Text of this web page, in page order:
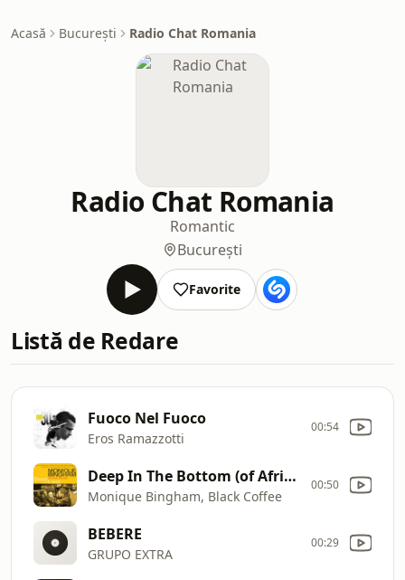
Acasă București Radio Chat Romania
Radio Chat Romania
Romantic
București
Favorite
Listă de Redare
Fuoco Nel Fuoco
Eros Ramazzotti
00:54
Deep In The Bottom (of Africa)
Monique Bingham, Black Coffee
00:50
BEBERE
GRUPO EXTRA
00:29